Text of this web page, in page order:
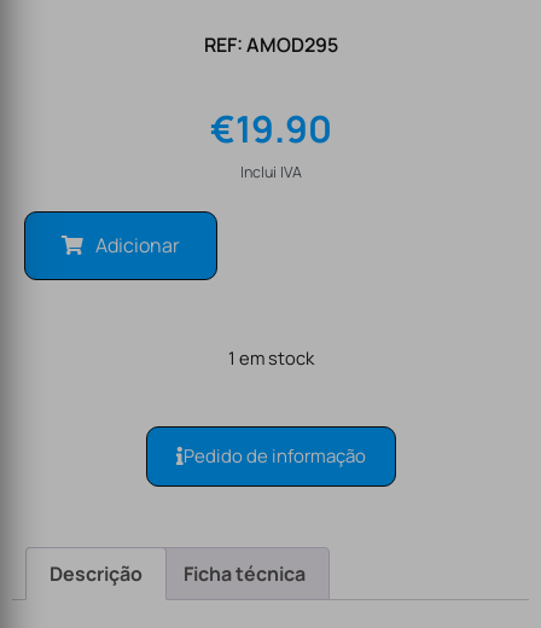
REF: AMOD295
€19.90
Inclui IVA
Adicionar
1 em stock
Pedido de informação
Descrição Ficha técnica